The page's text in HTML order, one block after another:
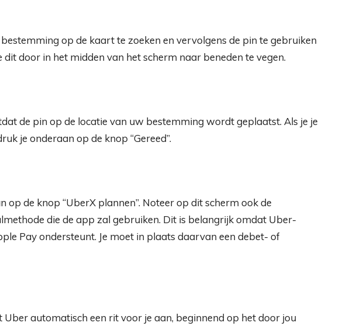
op de kaart te zoeken en vervolgens de pin te gebruiken
dit door in het midden van het scherm naar beneden te vegen.
de pin op de locatie van uw bestemming wordt geplaatst. Als je je
je onderaan op de knop “Gereed”.
op de knop “UberX plannen”. Noteer op dit scherm ook de
die de app zal gebruiken. Dit is belangrijk omdat Uber-
Pay ondersteunt. Je moet in plaats daarvan een debet- of
automatisch een rit voor je aan, beginnend op het door jou